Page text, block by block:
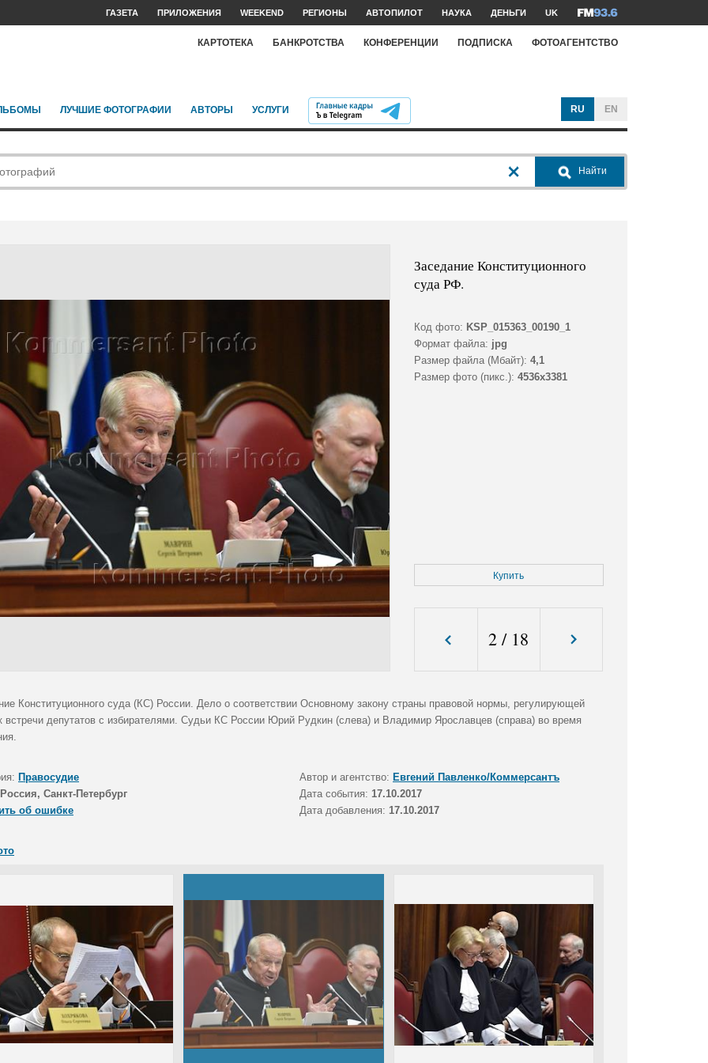
ГАЗЕТА ПРИЛОЖЕНИЯ WEEKEND РЕГИОНЫ АВТОПИЛОТ НАУКА ДЕНЬГИ UK
КАРТОТЕКА БАНКРОТСТВА КОНФЕРЕНЦИИ ПОДПИСКА ФОТОАГЕНТСТВО
ЛУЧШИЕ ФОТОГРАФИИ АВТОРЫ УСЛУГИ RU EN
Найти
Заседание Конституционного
суда РФ.
Код фото: KSP_015363_00190_1
Формат файла: jpg
Размер файла (Мбайт): 4,1
Размер фото (пикс.): 4536x3381
Купить
2 / 18
Конституционного суда (КС) России. Дело о соответствии Основному закону страны правовой нормы, регулирующей
встречи депутатов с избирателями. Судьи КС России Юрий Рудкин (слева) и Владимир Ярославцев (справа) во время
Правосудие Автор и агентство: Евгений Павленко/Коммерсантъ
Россия, Санкт-Петербург Дата события: 17.10.2017
об ошибке
Дата добавления: 17.10.2017